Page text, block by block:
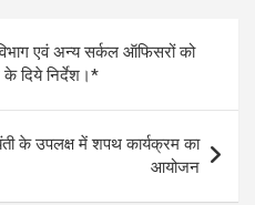
एवं अन्य सर्कल ऑफिसरों को
दिये निर्देश।*
के उपलक्ष में शपथ कार्यक्रम का
आयोजन